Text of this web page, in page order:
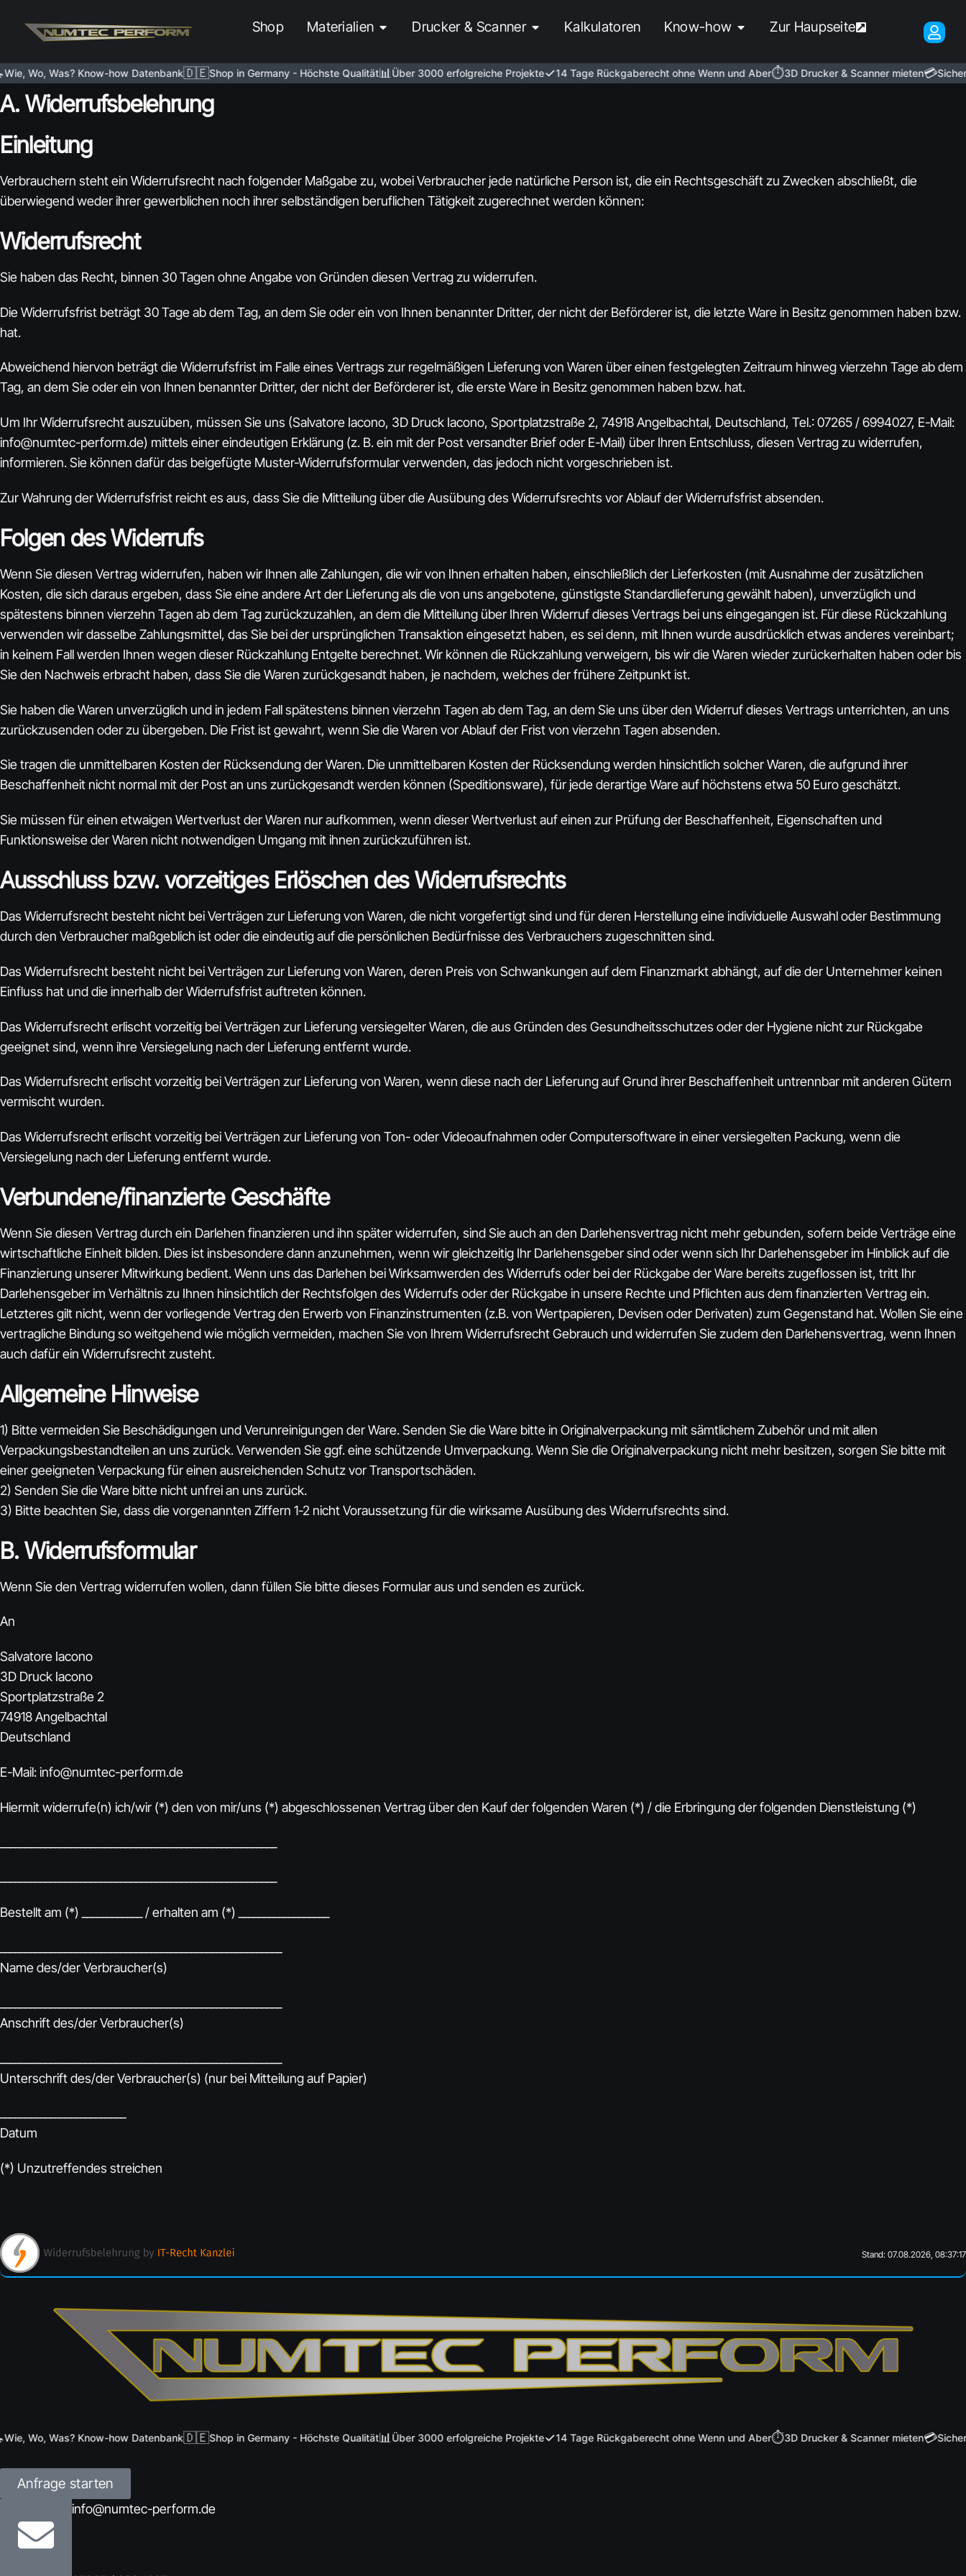
Shop Materialien Drucker & Scanner Kalkulatoren Know-how Zur Haupseite
Wo, Was? Know-how Datenbank🇩🇪 Shop in Germany - Höchste Qualität📊Über 3000 erfolgreiche Projekte✓14 Tage Rückgaberecht ohne Wenn und Aber⏱️3D Drucker & Scanner mieten💳Sichere
A. Widerrufsbelehrung
Einleitung
Verbrauchern steht ein Widerrufsrecht nach folgender Maßgabe zu, wobei Verbraucher jede natürliche Person ist, die ein Rechtsgeschäft zu Zwecken abschließt, die
überwiegend weder ihrer gewerblichen noch ihrer selbständigen beruflichen Tätigkeit zugerechnet werden können:
Widerrufsrecht
Sie haben das Recht, binnen 30 Tagen ohne Angabe von Gründen diesen Vertrag zu widerrufen.
Die Widerrufsfrist beträgt 30 Tage ab dem Tag, an dem Sie oder ein von Ihnen benannter Dritter, der nicht der Beförderer ist, die letzte Ware in Besitz genommen haben bzw.
hat.
Abweichend hiervon beträgt die Widerrufsfrist im Falle eines Vertrags zur regelmäßigen Lieferung von Waren über einen festgelegten Zeitraum hinweg vierzehn Tage ab dem
Tag, an dem Sie oder ein von Ihnen benannter Dritter, der nicht der Beförderer ist, die erste Ware in Besitz genommen haben bzw. hat.
Um Ihr Widerrufsrecht auszuüben, müssen Sie uns (Salvatore Iacono, 3D Druck Iacono, Sportplatzstraße 2, 74918 Angelbachtal, Deutschland, Tel.: 07265 / 6994027, E-Mail:
info@numtec-perform.de) mittels einer eindeutigen Erklärung (z. B. ein mit der Post versandter Brief oder E-Mail) über Ihren Entschluss, diesen Vertrag zu widerrufen,
informieren. Sie können dafür das beigefügte Muster-Widerrufsformular verwenden, das jedoch nicht vorgeschrieben ist.
Zur Wahrung der Widerrufsfrist reicht es aus, dass Sie die Mitteilung über die Ausübung des Widerrufsrechts vor Ablauf der Widerrufsfrist absenden.
Folgen des Widerrufs
Wenn Sie diesen Vertrag widerrufen, haben wir Ihnen alle Zahlungen, die wir von Ihnen erhalten haben, einschließlich der Lieferkosten (mit Ausnahme der zusätzlichen
Kosten, die sich daraus ergeben, dass Sie eine andere Art der Lieferung als die von uns angebotene, günstigste Standardlieferung gewählt haben), unverzüglich und
spätestens binnen vierzehn Tagen ab dem Tag zurückzuzahlen, an dem die Mitteilung über Ihren Widerruf dieses Vertrags bei uns eingegangen ist. Für diese Rückzahlung
verwenden wir dasselbe Zahlungsmittel, das Sie bei der ursprünglichen Transaktion eingesetzt haben, es sei denn, mit Ihnen wurde ausdrücklich etwas anderes vereinbart;
in keinem Fall werden Ihnen wegen dieser Rückzahlung Entgelte berechnet. Wir können die Rückzahlung verweigern, bis wir die Waren wieder zurückerhalten haben oder bis
Sie den Nachweis erbracht haben, dass Sie die Waren zurückgesandt haben, je nachdem, welches der frühere Zeitpunkt ist.
Sie haben die Waren unverzüglich und in jedem Fall spätestens binnen vierzehn Tagen ab dem Tag, an dem Sie uns über den Widerruf dieses Vertrags unterrichten, an uns
zurückzusenden oder zu übergeben. Die Frist ist gewahrt, wenn Sie die Waren vor Ablauf der Frist von vierzehn Tagen absenden.
Sie tragen die unmittelbaren Kosten der Rücksendung der Waren. Die unmittelbaren Kosten der Rücksendung werden hinsichtlich solcher Waren, die aufgrund ihrer
Beschaffenheit nicht normal mit der Post an uns zurückgesandt werden können (Speditionsware), für jede derartige Ware auf höchstens etwa 50 Euro geschätzt.
Sie müssen für einen etwaigen Wertverlust der Waren nur aufkommen, wenn dieser Wertverlust auf einen zur Prüfung der Beschaffenheit, Eigenschaften und
Funktionsweise der Waren nicht notwendigen Umgang mit ihnen zurückzuführen ist.
Ausschluss bzw. vorzeitiges Erlöschen des Widerrufsrechts
Das Widerrufsrecht besteht nicht bei Verträgen zur Lieferung von Waren, die nicht vorgefertigt sind und für deren Herstellung eine individuelle Auswahl oder Bestimmung
durch den Verbraucher maßgeblich ist oder die eindeutig auf die persönlichen Bedürfnisse des Verbrauchers zugeschnitten sind.
Das Widerrufsrecht besteht nicht bei Verträgen zur Lieferung von Waren, deren Preis von Schwankungen auf dem Finanzmarkt abhängt, auf die der Unternehmer keinen
Einfluss hat und die innerhalb der Widerrufsfrist auftreten können.
Das Widerrufsrecht erlischt vorzeitig bei Verträgen zur Lieferung versiegelter Waren, die aus Gründen des Gesundheitsschutzes oder der Hygiene nicht zur Rückgabe
geeignet sind, wenn ihre Versiegelung nach der Lieferung entfernt wurde.
Das Widerrufsrecht erlischt vorzeitig bei Verträgen zur Lieferung von Waren, wenn diese nach der Lieferung auf Grund ihrer Beschaffenheit untrennbar mit anderen Gütern
vermischt wurden.
Das Widerrufsrecht erlischt vorzeitig bei Verträgen zur Lieferung von Ton- oder Videoaufnahmen oder Computersoftware in einer versiegelten Packung, wenn die
Versiegelung nach der Lieferung entfernt wurde.
Verbundene/finanzierte Geschäfte
Wenn Sie diesen Vertrag durch ein Darlehen finanzieren und ihn später widerrufen, sind Sie auch an den Darlehensvertrag nicht mehr gebunden, sofern beide Verträge eine
wirtschaftliche Einheit bilden. Dies ist insbesondere dann anzunehmen, wenn wir gleichzeitig Ihr Darlehensgeber sind oder wenn sich Ihr Darlehensgeber im Hinblick auf die
Finanzierung unserer Mitwirkung bedient. Wenn uns das Darlehen bei Wirksamwerden des Widerrufs oder bei der Rückgabe der Ware bereits zugeflossen ist, tritt Ihr
Darlehensgeber im Verhältnis zu Ihnen hinsichtlich der Rechtsfolgen des Widerrufs oder der Rückgabe in unsere Rechte und Pflichten aus dem finanzierten Vertrag ein.
Letzteres gilt nicht, wenn der vorliegende Vertrag den Erwerb von Finanzinstrumenten (z.B. von Wertpapieren, Devisen oder Derivaten) zum Gegenstand hat. Wollen Sie eine
vertragliche Bindung so weitgehend wie möglich vermeiden, machen Sie von Ihrem Widerrufsrecht Gebrauch und widerrufen Sie zudem den Darlehensvertrag, wenn Ihnen
auch dafür ein Widerrufsrecht zusteht.
Allgemeine Hinweise
1) Bitte vermeiden Sie Beschädigungen und Verunreinigungen der Ware. Senden Sie die Ware bitte in Originalverpackung mit sämtlichem Zubehör und mit allen
Verpackungsbestandteilen an uns zurück. Verwenden Sie ggf. eine schützende Umverpackung. Wenn Sie die Originalverpackung nicht mehr besitzen, sorgen Sie bitte mit
einer geeigneten Verpackung für einen ausreichenden Schutz vor Transportschäden.
2) Senden Sie die Ware bitte nicht unfrei an uns zurück.
3) Bitte beachten Sie, dass die vorgenannten Ziffern 1-2 nicht Voraussetzung für die wirksame Ausübung des Widerrufsrechts sind.
B. Widerrufsformular
Wenn Sie den Vertrag widerrufen wollen, dann füllen Sie bitte dieses Formular aus und senden es zurück.
An
Salvatore Iacono
3D Druck Iacono
Sportplatzstraße 2
74918 Angelbachtal
Deutschland
E-Mail: info@numtec-perform.de
Hiermit widerrufe(n) ich/wir (*) den von mir/uns (*) abgeschlossenen Vertrag über den Kauf der folgenden Waren (*) / die Erbringung der folgenden Dienstleistung (*)
Bestellt am (*) ____________ / erhalten am (*) __________________
Name des/der Verbraucher(s)
Anschrift des/der Verbraucher(s)
Unterschrift des/der Verbraucher(s) (nur bei Mitteilung auf Papier)
Datum
(*) Unzutreffendes streichen
Stand: 07.08.2026, 08:37:17
Wo, Was? Know-how Datenbank🇩🇪 Shop in Germany - Höchste Qualität📊Über 3000 erfolgreiche Projekte✓14 Tage Rückgaberecht ohne Wenn und Aber⏱️3D Drucker & Scanner mieten💳Sichere
Anfrage starten
info@numtec-perform.de